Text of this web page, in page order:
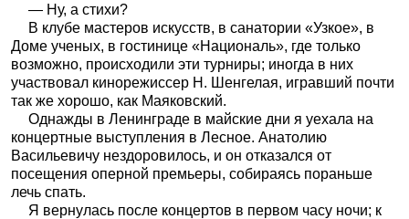
— Ну, а стихи?
В клубе мастеров искусств, в санатории «Узкое», в
Доме ученых, в гостинице «Националь», где только
возможно, происходили эти турниры; иногда в них
участвовал кинорежиссер Н. Шенгелая, игравший почти
так же хорошо, как Маяковский.
Однажды в Ленинграде в майские дни я уехала на
концертные выступления в Лесное. Анатолию
Васильевичу нездоровилось, и он отказался от
посещения оперной премьеры, собираясь пораньше
лечь спать.
Я вернулась после концертов в первом часу ночи; к